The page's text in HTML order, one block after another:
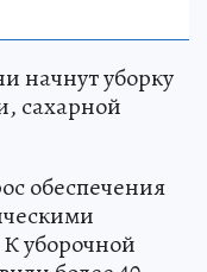
начнут уборку
сахарной
обеспечения
уборочной